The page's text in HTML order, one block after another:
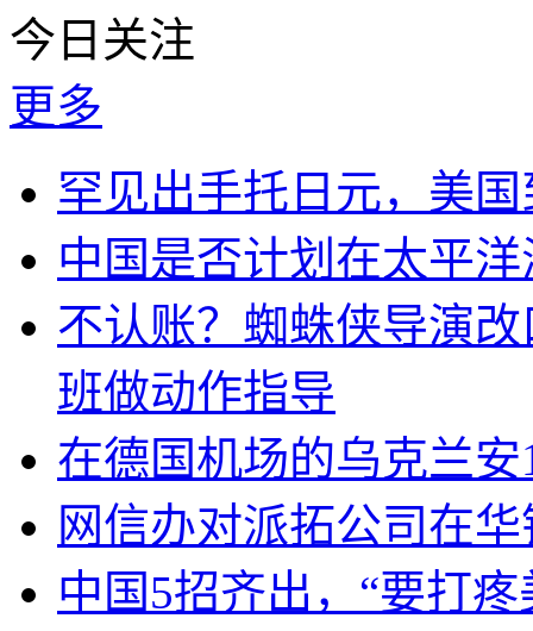
今日关注
更多
罕见出手托日元，美
中国是否计划在太平
不认账？蜘蛛侠导演
班做动作指导
在德国机场的乌克兰
网信办对派拓公司在
中国5招齐出，“要打